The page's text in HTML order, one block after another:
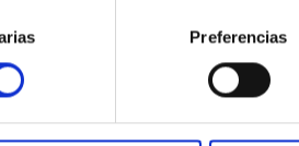
Preferencias